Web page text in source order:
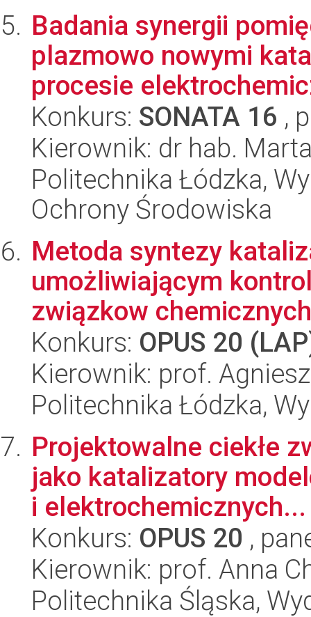
Badania synergii
plazmowo nowymi
procesie
Konkurs: SONATA 16 ,
Kierownik: dr hab.
Politechnika Łódzka,
Ochrony Środowiska
Metoda syntezy
umożliwiającym
związkow
Konkurs: OPUS 20
Kierownik: prof.
Politechnika Łódzka,
Projektowalne ciekłe
jako katalizatory
i elektrochemicznych...
Konkurs: OPUS 20 ,
Kierownik: prof. Anna
Politechnika Śląska,